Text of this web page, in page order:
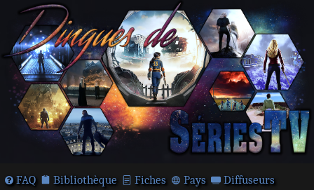
FAQ Bibliothèque Fiches Pays Diffuseurs